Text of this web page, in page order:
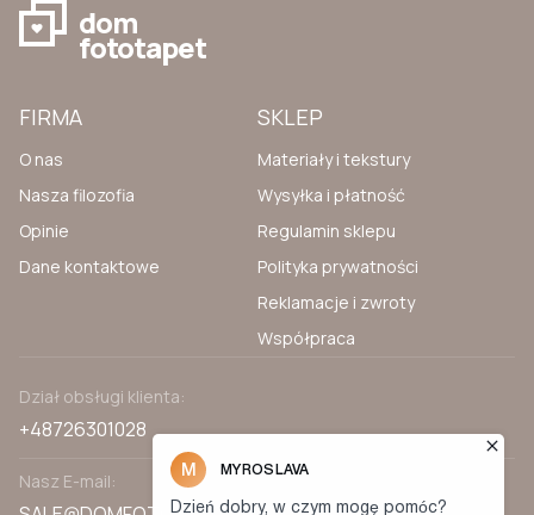
dom
fototapet
FIRMA
O nas
Nasza filozofia
Opinie
Dane kontaktowe
SKLEP
Materiały i tekstury
Wysyłka i płatność
Regulamin sklepu
Polityka prywatności
Reklamacje i zwroty
Współpraca
Dział obsługi klienta:
+48726301028
Nasz E-mail: